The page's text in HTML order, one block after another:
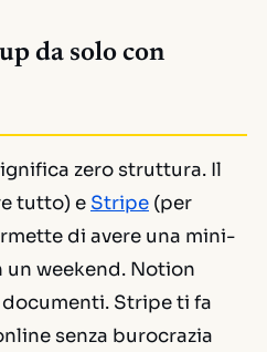
da solo con
zero struttura. Il
tutto) e Stripe (per
di avere una mini-
un weekend. Notion
Stripe ti fa
senza burocrazia